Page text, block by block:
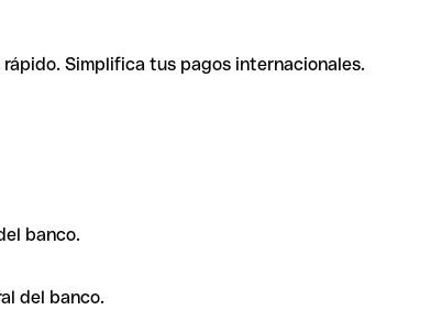
Simplifica tus pagos internacionales.
banco.
del banco.